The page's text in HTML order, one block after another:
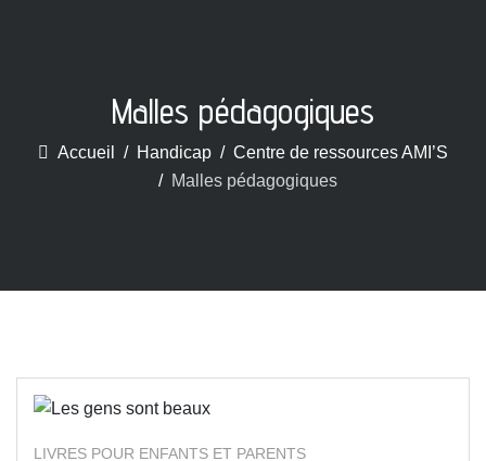
Malles pédagogiques
Accueil Handicap
Centre de ressources AMI’S
Malles pédagogiques
LIVRES POUR ENFANTS ET PARENTS